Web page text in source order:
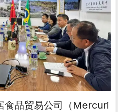
食品贸易公司（Mercuri